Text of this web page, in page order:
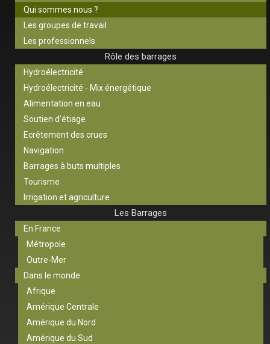
Qui sommes nous ?
Les groupes de travail
Les professionnels
Rôle des barrages
Hydroélectricité
Hydroélectricité - Mix énergétique
Alimentation en eau
Soutien d’étiage
Ecrêtement des crues
Navigation
Barrages à buts multiples
Tourisme
Irrigation et agriculture
Les Barrages
En France
Métropole
Outre-Mer
Dans le monde
Afrique
Amérique Centrale
Amérique du Nord
Amérique du Sud